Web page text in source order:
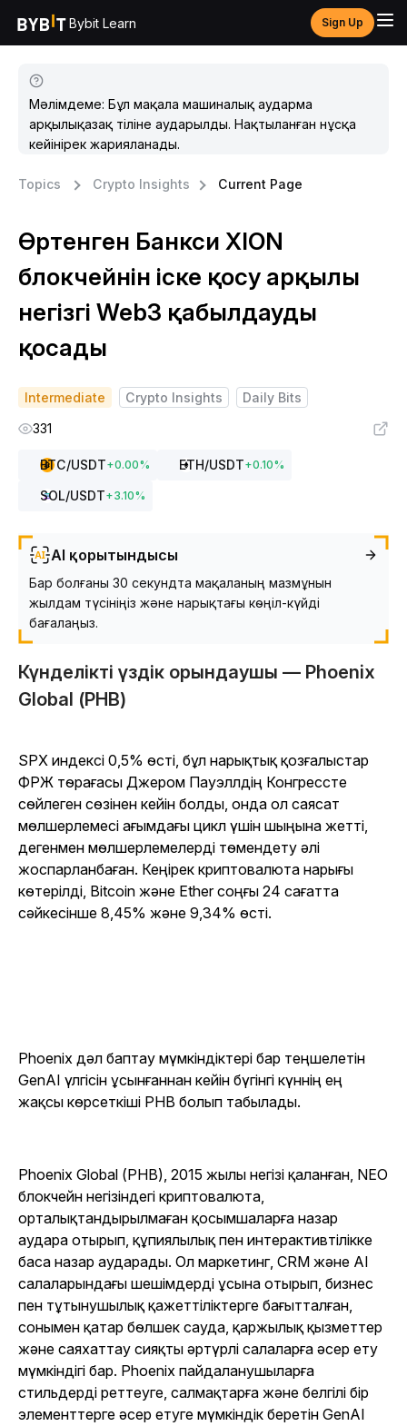
Bybit Learn Sign Up
Мәлімдеме: Бұл мақала машиналық аударма
арқылықазақ тіліне аударылды. Нақтыланған нұсқа
кейінірек жарияланады.
Topics Crypto Insights Current Page
Өртенген Банкси XION
блокчейнін іске қосу арқылы
негізгі Web3 қабылдауды
қосады
Intermediate Crypto Insights
Daily Bits
331
BTC/USDT+0.00% ETH/USDT+0.10%
SOL/USDT+3.10%
AI қорытындысы
Бар болғаны 30 секундта мақаланың мазмұнын
жылдам түсініңіз және нарықтағы көңіл-күйді
бағалаңыз.
Күнделікті үздік орындаушы — Phoenix
Global (PHB)
SPX индексі 0,5% өсті, бұл нарықтық қозғалыстар
ФРЖ төрағасы Джером Пауэллдің Конгрессте
сөйлеген сөзінен кейін болды, онда ол саясат
мөлшерлемесі ағымдағы цикл үшін шыңына жетті,
дегенмен мөлшерлемелерді төмендету әлі
жоспарланбаған. Кеңірек криптовалюта нарығы
көтерілді, Bitcoin және Ether соңғы 24 сағатта
сәйкесінше 8,45% және 9,34% өсті.
Phoenix дәл баптау мүмкіндіктері бар теңшелетін
GenAI үлгісін ұсынғаннан кейін бүгінгі күннің ең
жақсы көрсеткіші PHB болып табылады.
Phoenix Global (PHB), 2015 жылы негізі қаланған, NEO
блокчейн негізіндегі криптовалюта,
орталықтандырылмаған қосымшаларға назар
аудара отырып, құпиялылық пен интерактивтілікке
баса назар аударады. Ол маркетинг, CRM және AI
салаларындағы шешімдерді ұсына отырып, бизнес
пен тұтынушылық қажеттіліктерге бағытталған,
сонымен қатар бөлшек сауда, қаржылық қызметтер
және саяхаттау сияқты әртүрлі салаларға әсер ету
мүмкіндігі бар. Phoenix пайдаланушыларға
стильдерді реттеуге, салмақтарға және белгілі бір
элементтерге әсер етуге мүмкіндік беретін GenAI